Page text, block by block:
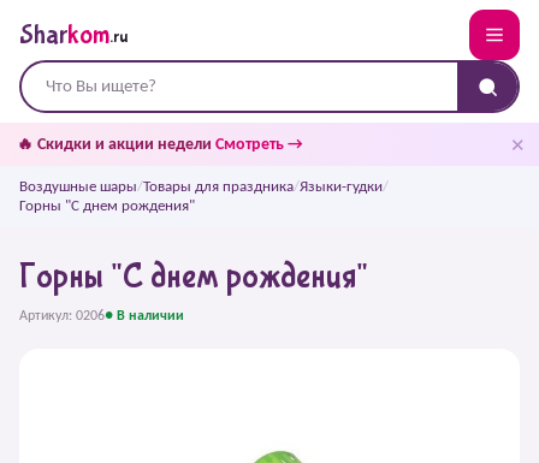
Sharkom.ru
🔥 Скидки и акции недели Смотреть → ✕
Воздушные шары/Товары для праздника/Языки-гудки/
Горны "С днем рождения"
Горны "С днем рождения"
Артикул: 0206● В наличии